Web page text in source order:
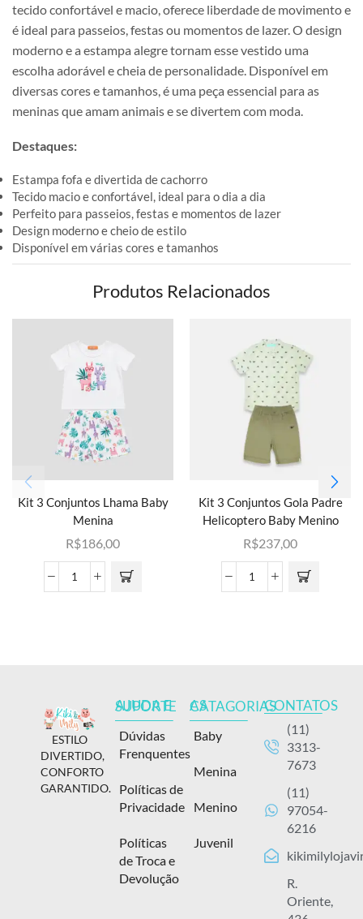
tecido confortável e macio, oferece liberdade de movimento e
é ideal para passeios, festas ou momentos de lazer. O design
moderno e a estampa alegre tornam esse vestido uma
escolha adorável e cheia de personalidade. Disponível em
diversas cores e tamanhos, é uma peça essencial para as
meninas que amam animais e se divertem com moda.
Destaques:
Estampa fofa e divertida de cachorro
Tecido macio e confortável, ideal para o dia a dia
Perfeito para passeios, festas e momentos de lazer
Design moderno e cheio de estilo
Disponível em várias cores e tamanhos
Produtos Relacionados
Kit 3 Conjuntos Lhama Baby
Menina
R$186,00
Kit 3 Conjuntos Gola Padre
Helicoptero Baby Menino
R$237,00
ESTILO
DIVERTIDO,
CONFORTO
GARANTIDO.
AJUDA E SUPORTE
Dúvidas
Frenquentes
Políticas de
Privacidade
Políticas
de Troca e
Devolução
AS CATAGORIAS
Baby
Menina
Menino
Juvenil
CONTATOS
(11)
3313-
7673
(11)
97054-
6216
R.
Oriente,